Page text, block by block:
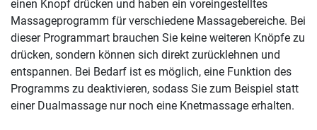
einen Knopf drücken und haben ein voreingestelltes
Massageprogramm für verschiedene Massagebereiche. Bei
dieser Programmart brauchen Sie keine weiteren Knöpfe zu
drücken, sondern können sich direkt zurücklehnen und
entspannen. Bei Bedarf ist es möglich, eine Funktion des
Programms zu deaktivieren, sodass Sie zum Beispiel statt
einer Dualmassage nur noch eine Knetmassage erhalten.